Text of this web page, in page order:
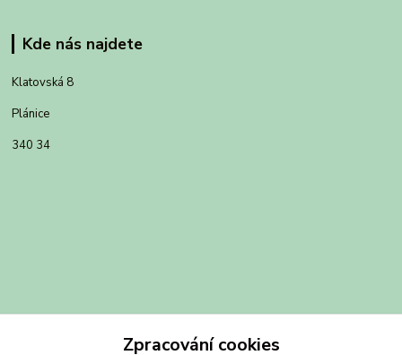
Kde nás najdete
Klatovská 8
Plánice
340 34
Zpracování cookies